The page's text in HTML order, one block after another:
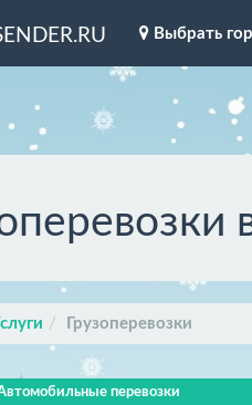
Выбрать
Грузоперевозки
перевозки